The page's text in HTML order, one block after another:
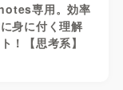
専用。効率
身に付く理解
！【思考系】